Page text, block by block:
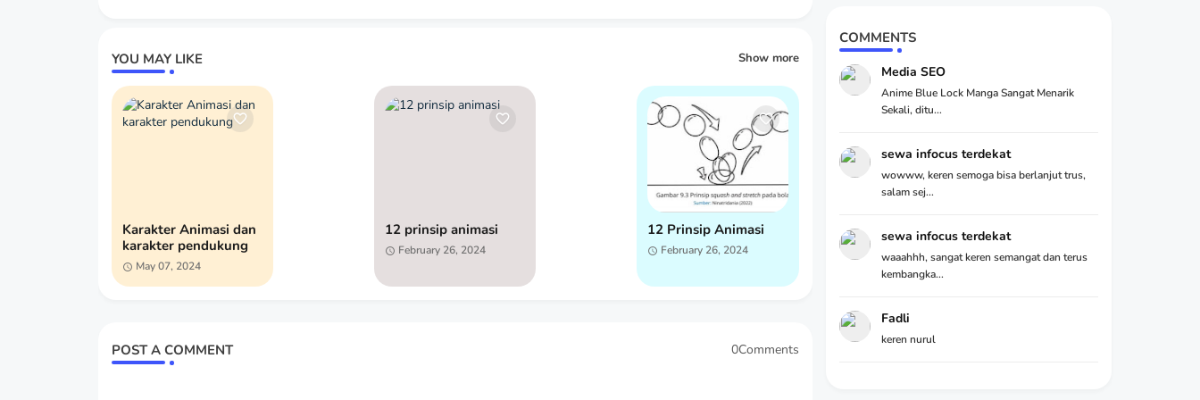
YOU MAY LIKE Show more
Karakter Animasi dan
karakter pendukung
May 07, 2024
12 prinsip animasi
February 26, 2024
12 Prinsip Animasi
February 26, 2024
POST A COMMENT 0Comments
COMMENTS
Media SEO
Anime Blue Lock Manga Sangat Menarik
Sekali, ditu...
sewa infocus terdekat
wowww, keren semoga bisa berlanjut trus,
salam sej...
sewa infocus terdekat
waaahhh, sangat keren semangat dan terus
kembangka...
Fadli
keren nurul